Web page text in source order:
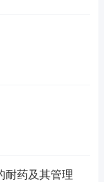
耐药及其管理